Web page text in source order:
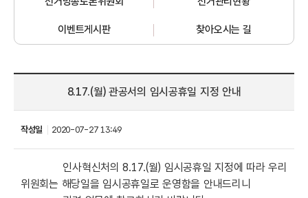
이벤트게시판 찾아오시는 길
8.17.(월) 관공서의 임시공휴일 지정 안내
작성일 2020-07-27 13:49
인사혁신처의 8.17.(월) 임시공휴일 지정에 따라우리
위원회는 해당일을 임시공휴일로 운영함을 안내드리니